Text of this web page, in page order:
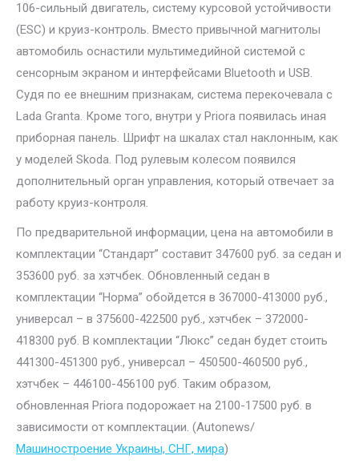
106-сильный двигатель, систему курсовой устойчивости
(ESC) и круиз-контроль. Вместо привычной магнитолы
автомобиль оснастили мультимедийной системой с
сенсорным экраном и интерфейсами Bluetooth и USB.
Судя по ее внешним признакам, система перекочевала с
Lada Granta. Кроме того, внутри у Priora появилась иная
приборная панель. Шрифт на шкалах стал наклонным, как
у моделей Skoda. Под рулевым колесом появился
дополнительный орган управления, который отвечает за
работу круиз-контроля.
По предварительной информации, цена на автомобили в
комплектации “Стандарт” составит 347600 руб. за седан и
353600 руб. за хэтчбек. Обновленный седан в
комплектации “Норма” обойдется в 367000-413000 руб.,
универсал – в 375600-422500 руб., хэтчбек – 372000-
418300 руб. В комплектации “Люкс” седан будет стоить
441300-451300 руб., универсал – 450500-460500 руб.,
хэтчбек – 446100-456100 руб. Таким образом,
обновленная Priora подорожает на 2100-17500 руб. в
зависимости от комплектации. (Autonews/
Машиностроение Украины, СНГ, мира)